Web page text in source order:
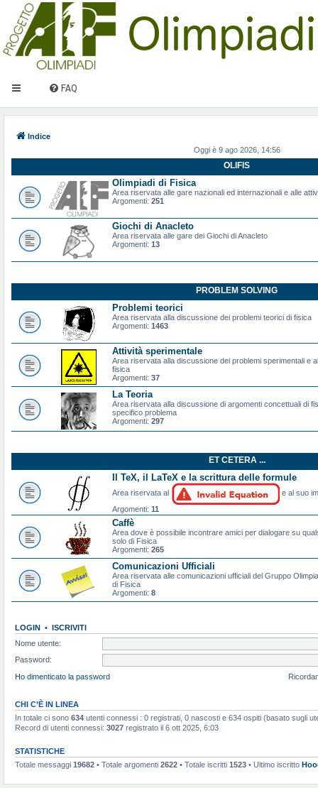
FAQ
Indice
Oggi è 9 ago 2026, 14:56
OLIFIS
Olimpiadi di Fisica
Area riservata alle gare nazionali ed internazionali e alle
Argomenti: 251
Giochi di Anacleto
Area riservata alle gare dei Giochi di Anacleto
Argomenti: 13
PROBLEM SOLVING
Problemi teorici
Area riservata alla discussione dei problemi teorici di fisica
Argomenti: 1463
Attività sperimentale
Area riservata alla discussione dei problemi sperimentali e
fisica
Argomenti: 37
La Teoria
Area riservata alla discussione di argomenti concettuali di
specifico problema
Argomenti: 297
ET CETERA ...
Il TeX, il LaTeX e la scrittura delle formule
Area riservata al
e al suo
Argomenti: 11
Caffè
Area dove è possibile incontrare amici per dialogare su
solo di Fisica
Argomenti: 265
Comunicazioni Ufficiali
Area riservata alle comunicazioni ufficiali del Gruppo
di Fisica
Argomenti: 8
LOGIN • ISCRIVITI
Nome utente:
Password:
Ho dimenticato la password
CHI C’È IN LINEA
In totale ci sono 634 utenti connessi : 0 registrati, 0 nascosti e 634 ospiti (basato sugli
Record di utenti connessi: 3027 registrato il 6 ott 2025, 6:03
STATISTICHE
Totale messaggi 19682 • Totale argomenti 2622 • Totale iscritti 1523 • Ultimo iscritto